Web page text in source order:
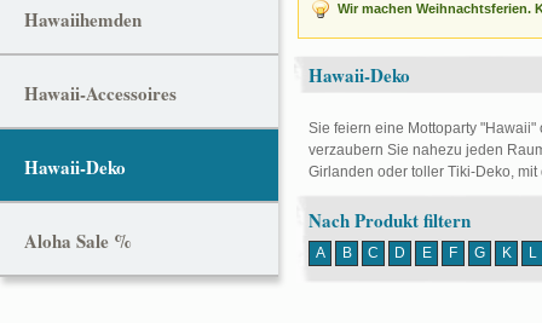
Wir machen Weihnachtsferien.
Hawaii-Deko
Sie feiern eine Mottoparty
verzaubern Sie nahezu jeden
Girlanden oder toller Tiki-Deko,
Nach Produkt filtern
A B C D E F G K L
Hawaiihemden
Hawaii-Accessoires
Hawaii-Deko
Aloha Sale %